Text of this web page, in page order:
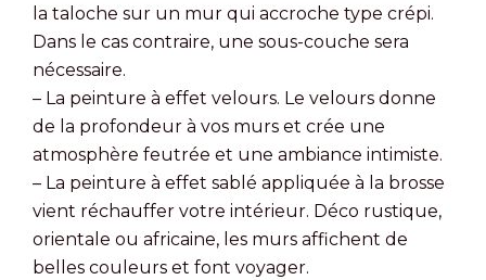
la taloche sur un mur qui accroche type crépi.
Dans le cas contraire, une sous-couche sera
nécessaire.
– La peinture à effet velours. Le velours donne
de la profondeur à vos murs et crée une
atmosphère feutrée et une ambiance intimiste.
– La peinture à effet sablé appliquée à la brosse
vient réchauffer votre intérieur. Déco rustique,
orientale ou africaine, les murs affichent de
belles couleurs et font voyager.